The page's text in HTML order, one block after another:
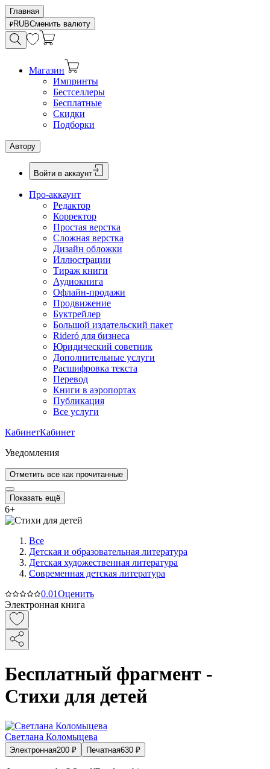
Главная
RUBСменить валюту
Магазин
Импринты
Бестселлеры
Бесплатные
Скидки
Подборки
Автору
Войти в аккаунт
Про-аккаунт
Редактор
Корректор
Простая верстка
Сложная верстка
Дизайн обложки
Иллюстрации
Тираж книги
Аудиокнига
Офлайн-продажи
Продвижение
Буктрейлер
Большой издательский пакет
Rideró для бизнеса
Юридический советник
Дополнительные услуги
Расшифровка текста
Перевод
Книги в аэропортах
Публикация
Все услуги
КабинетКабинет
Уведомления
Отметить все как прочитанные
Показать ещё
6+
Все
Детская и образовательная литература
Детская художественная литература
Современная детская литература
0.01Оценить
Электронная книга
Бесплатный фрагмент -
Стихи для детей
Светлана Коломыцева
Электронная200 ₽ Печатная630 ₽